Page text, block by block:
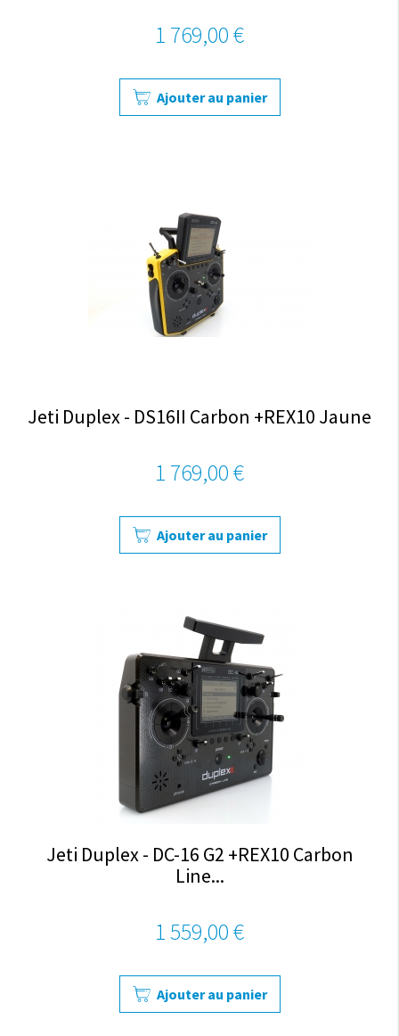
1 769,00 €
Ajouter au panier
Jeti Duplex - DS16II Carbon +REX10 Jaune
1 769,00 €
Ajouter au panier
Jeti Duplex - DC-16 G2 +REX10 Carbon
Line...
1 559,00 €
Ajouter au panier